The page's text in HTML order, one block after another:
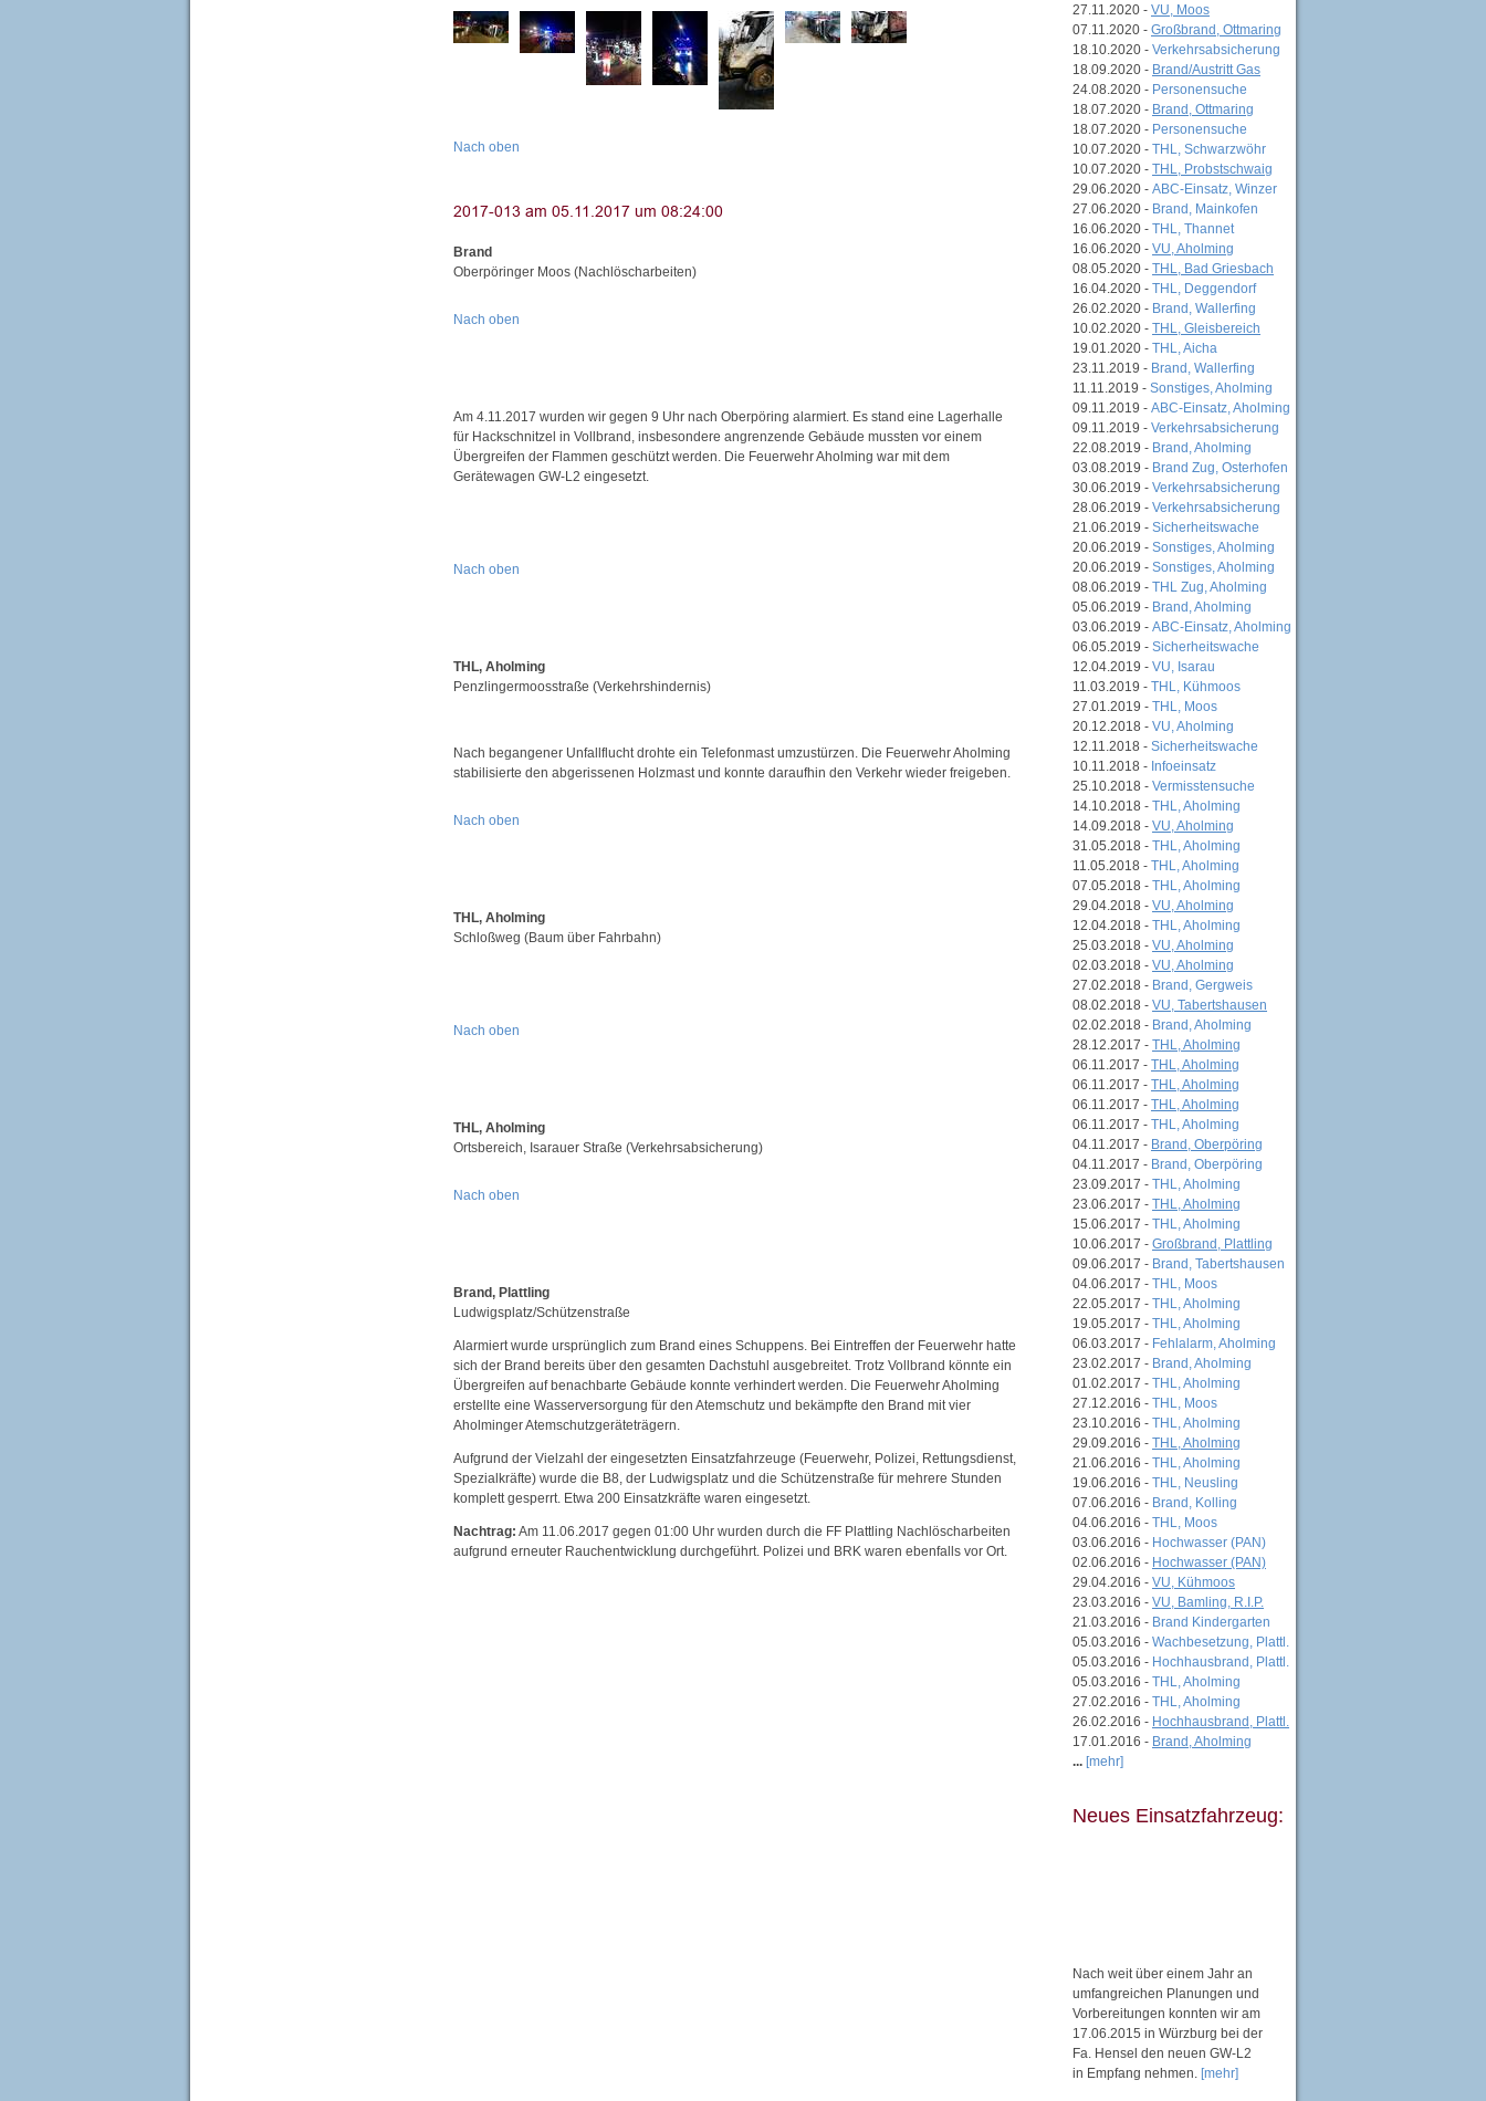
Nach oben
Brand
Oberpöringer Moos (Nachlöscharbeiten)
Nach oben
Am 4.11.2017 wurden wir gegen 9 Uhr nach Oberpöring alarmiert. Es stand eine Lagerhalle
für Hackschnitzel in Vollbrand, insbesondere angrenzende Gebäude mussten vor einem
Übergreifen der Flammen geschützt werden. Die Feuerwehr Aholming war mit dem
Gerätewagen GW-L2 eingesetzt.
Nach oben
THL, Aholming
Penzlingermoosstraße (Verkehrshindernis)
Nach begangener Unfallflucht drohte ein Telefonmast umzustürzen. Die Feuerwehr Aholming
stabilisierte den abgerissenen Holzmast und konnte daraufhin den Verkehr wieder freigeben.
Nach oben
THL, Aholming
Schloßweg (Baum über Fahrbahn)
Nach oben
THL, Aholming
Ortsbereich, Isarauer Straße (Verkehrsabsicherung)
Nach oben
Brand, Plattling
Ludwigsplatz/Schützenstraße
Alarmiert wurde ursprünglich zum Brand eines Schuppens. Bei Eintreffen der Feuerwehr hatte
sich der Brand bereits über den gesamten Dachstuhl ausgebreitet. Trotz Vollbrand könnte ein
Übergreifen auf benachbarte Gebäude konnte verhindert werden. Die Feuerwehr Aholming
erstellte eine Wasserversorgung für den Atemschutz und bekämpfte den Brand mit vier
Aholminger Atemschutzgeräteträgern.
Aufgrund der Vielzahl der eingesetzten Einsatzfahrzeuge (Feuerwehr, Polizei, Rettungsdienst,
Spezialkräfte) wurde die B8, der Ludwigsplatz und die Schützenstraße für mehrere Stunden
komplett gesperrt. Etwa 200 Einsatzkräfte waren eingesetzt.
Nachtrag: Am 11.06.2017 gegen 01:00 Uhr wurden durch die FF Plattling Nachlöscharbeiten
aufgrund erneuter Rauchentwicklung durchgeführt. Polizei und BRK waren ebenfalls vor Ort.
27.11.2020 - VU, Moos
07.11.2020 - Großbrand, Ottmaring
18.10.2020 - Verkehrsabsicherung
18.09.2020 - Brand/Austritt Gas
24.08.2020 - Personensuche
18.07.2020 - Brand, Ottmaring
18.07.2020 - Personensuche
10.07.2020 - THL, Schwarzwöhr
10.07.2020 - THL, Probstschwaig
29.06.2020 - ABC-Einsatz, Winzer
27.06.2020 - Brand, Mainkofen
16.06.2020 - THL, Thannet
16.06.2020 - VU, Aholming
08.05.2020 - THL, Bad Griesbach
16.04.2020 - THL, Deggendorf
26.02.2020 - Brand, Wallerfing
10.02.2020 - THL, Gleisbereich
19.01.2020 - THL, Aicha
23.11.2019 - Brand, Wallerfing
11.11.2019 - Sonstiges, Aholming
09.11.2019 - ABC-Einsatz, Aholming
09.11.2019 - Verkehrsabsicherung
22.08.2019 - Brand, Aholming
03.08.2019 - Brand Zug, Osterhofen
30.06.2019 - Verkehrsabsicherung
28.06.2019 - Verkehrsabsicherung
21.06.2019 - Sicherheitswache
20.06.2019 - Sonstiges, Aholming
20.06.2019 - Sonstiges, Aholming
08.06.2019 - THL Zug, Aholming
05.06.2019 - Brand, Aholming
03.06.2019 - ABC-Einsatz, Aholming
06.05.2019 - Sicherheitswache
12.04.2019 - VU, Isarau
11.03.2019 - THL, Kühmoos
27.01.2019 - THL, Moos
20.12.2018 - VU, Aholming
12.11.2018 - Sicherheitswache
10.11.2018 - Infoeinsatz
25.10.2018 - Vermisstensuche
14.10.2018 - THL, Aholming
14.09.2018 - VU, Aholming
31.05.2018 - THL, Aholming
11.05.2018 - THL, Aholming
07.05.2018 - THL, Aholming
29.04.2018 - VU, Aholming
12.04.2018 - THL, Aholming
25.03.2018 - VU, Aholming
02.03.2018 - VU, Aholming
27.02.2018 - Brand, Gergweis
08.02.2018 - VU, Tabertshausen
02.02.2018 - Brand, Aholming
28.12.2017 - THL, Aholming
06.11.2017 - THL, Aholming
06.11.2017 - THL, Aholming
06.11.2017 - THL, Aholming
06.11.2017 - THL, Aholming
04.11.2017 - Brand, Oberpöring
04.11.2017 - Brand, Oberpöring
23.09.2017 - THL, Aholming
23.06.2017 - THL, Aholming
15.06.2017 - THL, Aholming
10.06.2017 - Großbrand, Plattling
09.06.2017 - Brand, Tabertshausen
04.06.2017 - THL, Moos
22.05.2017 - THL, Aholming
19.05.2017 - THL, Aholming
06.03.2017 - Fehlalarm, Aholming
23.02.2017 - Brand, Aholming
01.02.2017 - THL, Aholming
27.12.2016 - THL, Moos
23.10.2016 - THL, Aholming
29.09.2016 - THL, Aholming
21.06.2016 - THL, Aholming
19.06.2016 - THL, Neusling
07.06.2016 - Brand, Kolling
04.06.2016 - THL, Moos
03.06.2016 - Hochwasser (PAN)
02.06.2016 - Hochwasser (PAN)
29.04.2016 - VU, Kühmoos
23.03.2016 - VU, Bamling, R.I.P.
21.03.2016 - Brand Kindergarten
05.03.2016 - Wachbesetzung, Plattl.
05.03.2016 - Hochhausbrand, Plattl.
05.03.2016 - THL, Aholming
27.02.2016 - THL, Aholming
26.02.2016 - Hochhausbrand, Plattl.
17.01.2016 - Brand, Aholming
... [mehr]
Neues Einsatzfahrzeug:
Nach weit über einem Jahr an
umfangreichen Planungen und
Vorbereitungen konnten wir am
17.06.2015 in Würzburg bei der
Fa. Hensel den neuen GW-L2
in Empfang nehmen. [mehr]